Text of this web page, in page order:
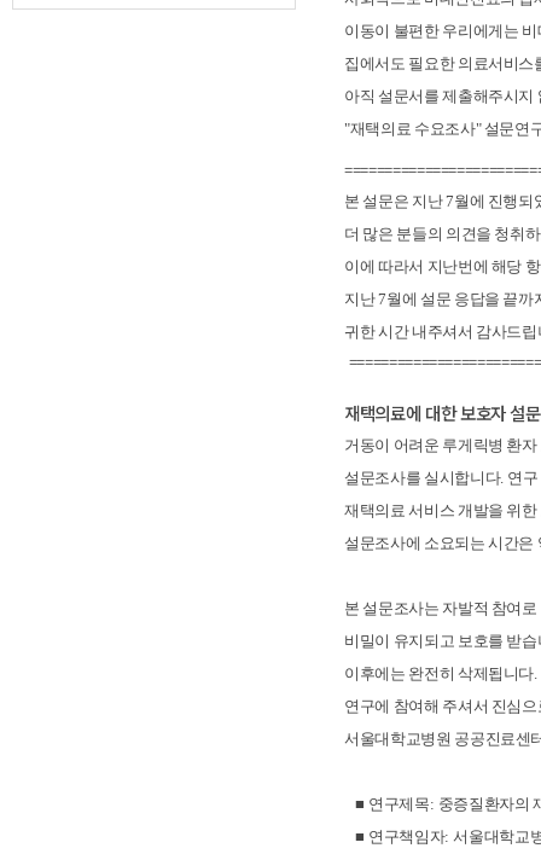
이동이 불편한 우리에게는
집에서도 필요한 의료서비스
아직 설문서를 제출해주시
"재택의료 수요조사" 설문연
본 설문은 지난7월에 진행되
더 많은 분들의 의견을 청취
이에 따라서 지난번에 해당
지난7월에 설문 응답을 끝까
귀한 시간 내주셔서 감사드립
재택의료에 대한 보호자 설
거동이 어려운 루게릭병 환
설문조사를 실시합니다. 연
재택의료 서비스 개발을 위
설문조사에 소요되는 시간은
본 설문조사는 자발적 참여
비밀이 유지되고 보호를 받습
이후에는 완전히 삭제됩니다.
연구에 참여해 주셔서 진심
서울대학교병원 공공진료센
■ 연구제목: 중증질환자의
■ 연구책임자:서울대학교